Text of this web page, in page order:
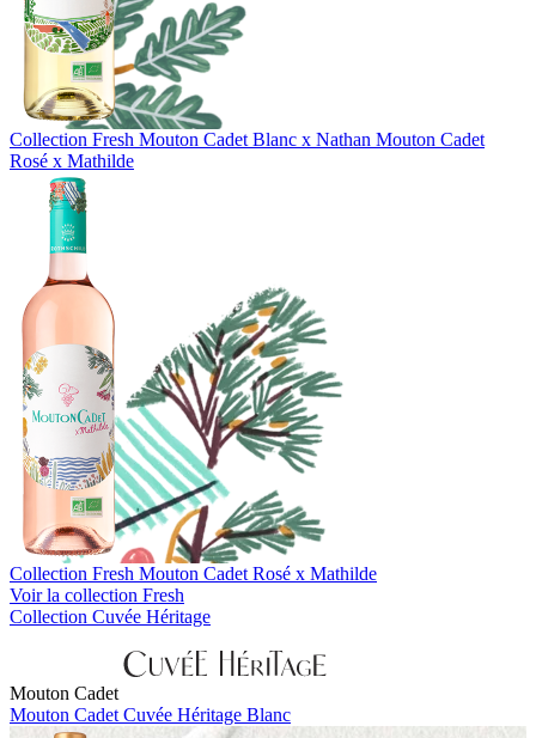
Collection Fresh Mouton Cadet Blanc x Nathan Mouton Cadet
Rosé x Mathilde
Collection Fresh Mouton Cadet Rosé x Mathilde
Voir la collection Fresh
Collection Cuvée Héritage
Mouton Cadet
Mouton Cadet Cuvée Héritage Blanc